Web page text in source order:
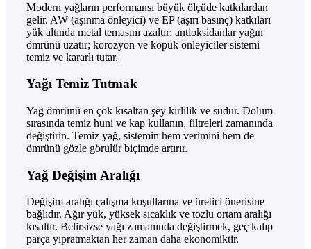
Modern yağların performansı büyük ölçüde katkılardan
gelir. AW (aşınma önleyici) ve EP (aşırı basınç) katkıları
yük altında metal temasını azaltır; antioksidanlar yağın
ömrünü uzatır; korozyon ve köpük önleyiciler sistemi
temiz ve kararlı tutar.
Yağı Temiz Tutmak
Yağ ömrünü en çok kısaltan şey kirlilik ve sudur. Dolum
sırasında temiz huni ve kap kullanın, filtreleri zamanında
değiştirin. Temiz yağ, sistemin hem verimini hem de
ömrünü gözle görülür biçimde artırır.
Yağ Değişim Aralığı
Değişim aralığı çalışma koşullarına ve üretici önerisine
bağlıdır. Ağır yük, yüksek sıcaklık ve tozlu ortam aralığı
kısaltır. Belirsizse yağı zamanında değiştirmek, geç kalıp
parça yıpratmaktan her zaman daha ekonomiktir.